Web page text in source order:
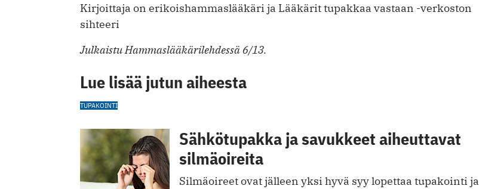
Kirjoittaja on erikoishammaslääkäri ja Lääkärit tupakkaa vastaan -verkoston
sihteeri
Julkaistu Hammaslääkärilehdessä 6/13.
Lue lisää jutun aiheesta
TUPAKOINTI
Sähkötupakka ja savukkeet aiheuttavat
silmäoireita
Silmäoireet ovat jälleen yksi hyvä syy lopettaa tupakointi ja